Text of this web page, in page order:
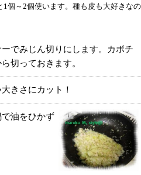
個～2個使います。種も皮も大好きなの
でみじん切りにします。カボチ
切っておきます。
きさにカット！
油をひかず